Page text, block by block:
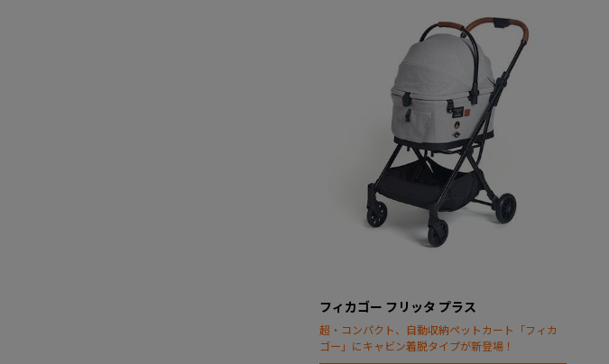
フィカゴー フリッタ プラス
超・コンパクト、自動収納ペットカート「フィカ
ゴー」にキャビン着脱タイプが新登場！